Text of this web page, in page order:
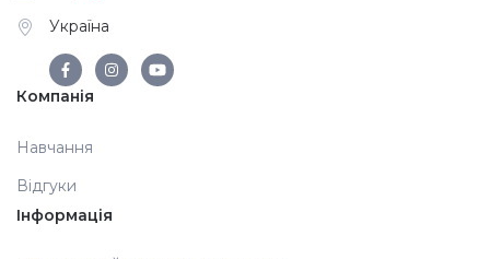
Україна
Компанія
Навчання
Відгуки
Інформація